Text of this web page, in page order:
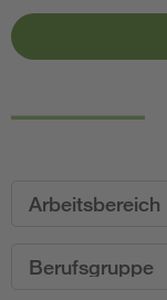
Arbeitsbereich
Berufsgruppe